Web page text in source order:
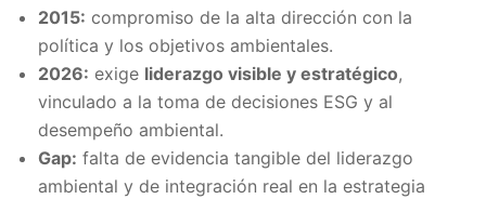
2015: compromiso de la alta dirección con la
política y los objetivos ambientales.
2026: exige liderazgo visible y estratégico,
vinculado a la toma de decisiones ESG y al
desempeño ambiental.
Gap: falta de evidencia tangible del liderazgo
ambiental y de integración real en la estrategia